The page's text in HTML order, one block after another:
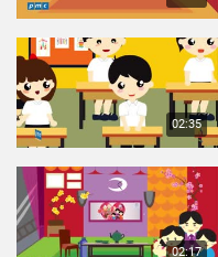
02:40
02:57
02:35
02:17